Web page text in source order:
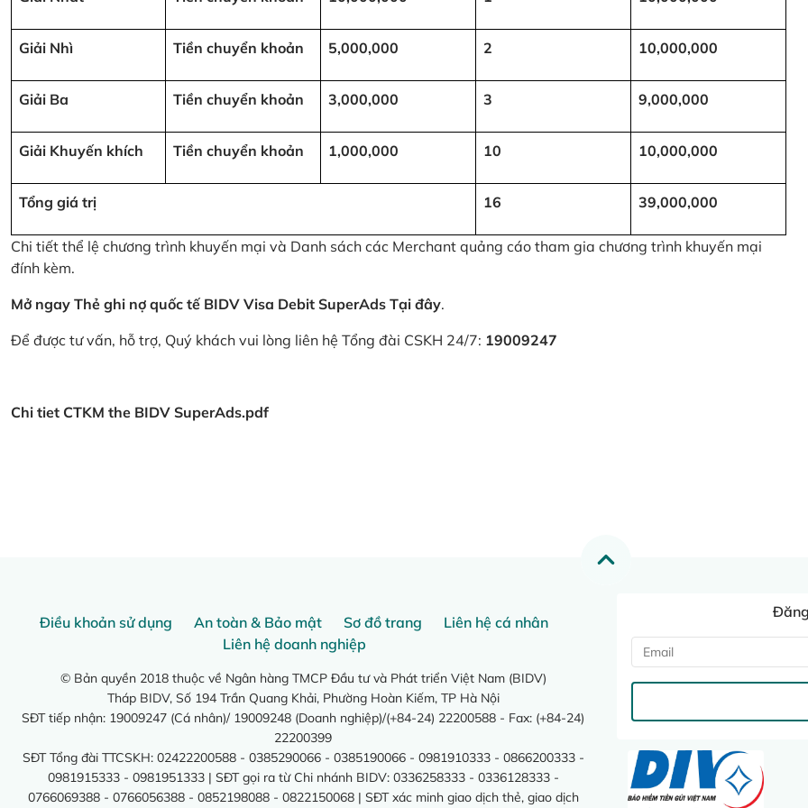
Giải Nhì Tiền chuyển khoản 5,000,000 2 10,000,000
Giải Ba Tiền chuyển khoản 3,000,000 3 9,000,000
Giải Khuyến khích Tiền chuyển khoản 1,000,000 10 10,000,000
Tổng giá trị 16 39,000,000
Chi tiết thể lệ chương trình khuyến mại và Danh sách các Merchant quảng cáo tham gia chương trình khuyến mại
đính kèm.
Mở ngay Thẻ ghi nợ quốc tế BIDV Visa Debit SuperAds Tại đây.
Để được tư vấn, hỗ trợ, Quý khách vui lòng liên hệ Tổng đài CSKH 24/7: 19009247
Chi tiet CTKM the BIDV SuperAds.pdf
Điều khoản sử dụng An toàn & Bảo mật Sơ đồ trang
Liên hệ cá nhân
Liên hệ doanh nghiệp
© Bản quyền 2018 thuộc về Ngân hàng TMCP Đầu tư và Phát triển Việt Nam (BIDV)
Tháp BIDV, Số 194 Trần Quang Khải, Phường Hoàn Kiếm, TP Hà Nội
SĐT tiếp nhận: 19009247 (Cá nhân)/ 19009248 (Doanh nghiệp)/(+84-24) 22200588 - Fax: (+84-24)
22200399
SĐT Tổng đài TTCSKH: 02422200588 - 0385290066 - 0385190066 - 0981910333 - 0866200333 -
0981915333 - 0981951333 | SĐT gọi ra từ Chi nhánh BIDV: 0336258333 - 0336128333 -
0766069388 - 0766056388 - 0852198088 - 0822150068 | SĐT xác minh giao dịch thẻ, giao dịch